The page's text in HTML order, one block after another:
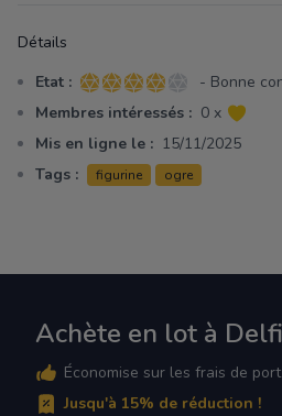
Détails
Etat : 4 sur 5 étoiles
- Bonne
Membres intéressés : 0 x
Mis en ligne le : 15/11/2025
Tags :
figurine ogre
Achète en lot à
Économise sur les frais de port
Jusqu'à 15% de réduction !